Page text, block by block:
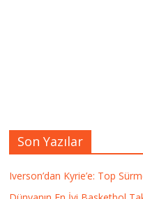
Son Yazılar
Iverson’dan Kyrie’e: Top